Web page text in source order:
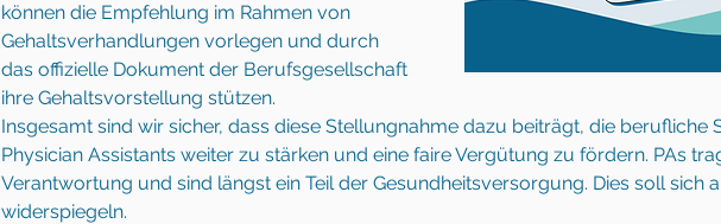
können die Empfehlung im Rahmen von
Gehaltsverhandlungen vorlegen und durch
das offizielle Dokument der Berufsgesellschaft
ihre Gehaltsvorstellung stützen.
Insgesamt sind wir sicher, dass diese Stellungnahme dazu beiträgt, die berufliche
Physician Assistants weiter zu stärken und eine faire Vergütung zu fördern. PAs
Verantwortung und sind längst ein Teil der Gesundheitsversorgung. Dies soll sich
widerspiegeln.